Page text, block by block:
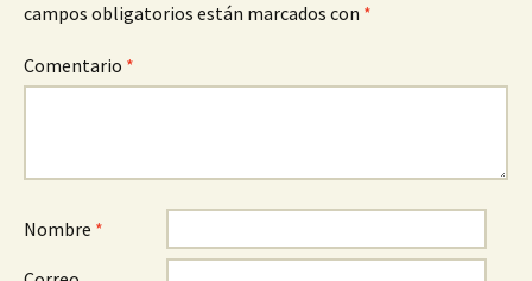
campos obligatorios están marcados con *
Comentario *
Nombre *